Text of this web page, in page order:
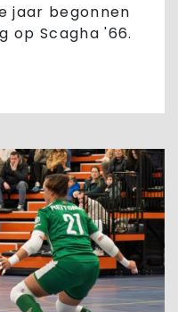
jaar begonnen
op Scagha '66.